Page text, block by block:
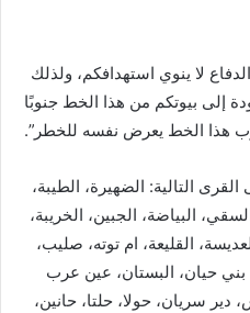
لا ينوي استهدافكم، ولذلك
إلى بيوتكم من هذا الخط جنوبًا
هذا الخط يعرض نفسه للخطر”.
التالية: الضهيرة، الطيبة،
البياضة، الجبين، الخريبة،
القليعة، ام توته، صليب،
بني حيان، البستان، عين عرب
دير سريان، حولا، حلتا، حانين،